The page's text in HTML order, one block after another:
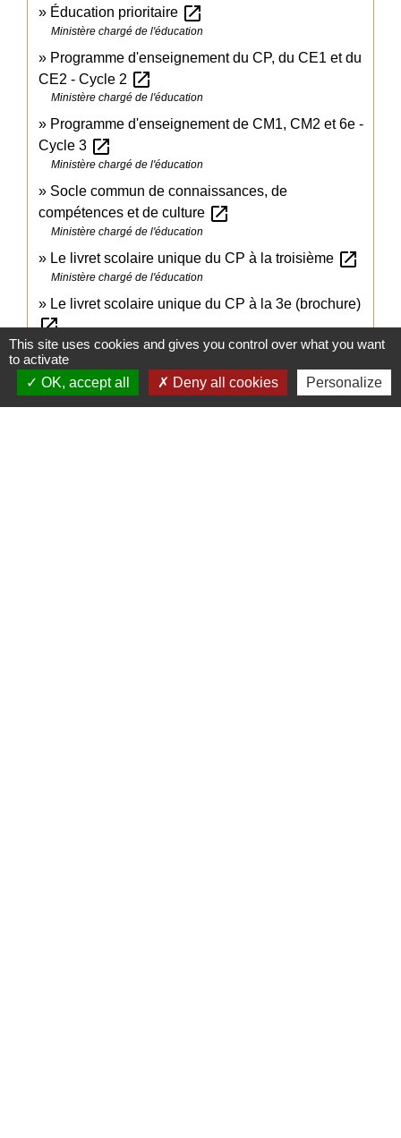
Éducation prioritaire open_in_new
Ministère chargé de l'éducation
Programme d'enseignement du CP, du CE1 et du
CE2 - Cycle 2 open_in_new
Ministère chargé de l'éducation
Programme d'enseignement de CM1, CM2 et 6e -
Cycle 3 open_in_new
Ministère chargé de l'éducation
Socle commun de connaissances, de
compétences et de culture open_in_new
Ministère chargé de l'éducation
Le livret scolaire unique du CP à la troisième open_in_new
Ministère chargé de l'éducation
Le livret scolaire unique du CP à la 3e (brochure)
open_in_new
Ministère chargé de l'éducation
Signaler une erreur sur cette page
This site uses cookies and gives you control over what you want
to activate
OK, accept all
Deny all cookies Personalize